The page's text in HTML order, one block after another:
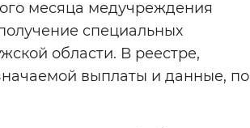
месяца медучреждения
специальных
области. В реестре,
выплаты и данные, по